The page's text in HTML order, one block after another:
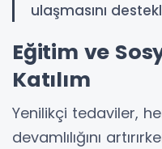
ulaşmasını
Eğitim ve
Katılım
Yenilikçi tedaviler,
devamlılığını